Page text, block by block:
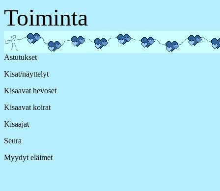
Toiminta
Astutukset
Kisat/näyttelyt
Kisaavat hevoset
Kisaavat koirat
Kisaajat
Seura
Myydyt eläimet